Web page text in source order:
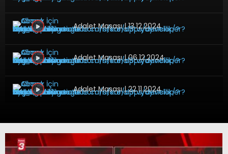
Adalet Masası | 13.12.2024
Adalet Masası | 06.12.2024
Adalet Masası | 22.11.2024